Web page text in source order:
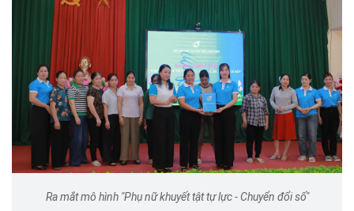
Ra mắt mô hình "Phụ nữ khuyết tật tự lực - Chuyển đổi số"